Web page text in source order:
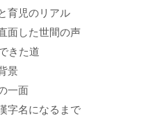
育児のリアル
面した世間の声
きた道
景
一面
字名になるまで